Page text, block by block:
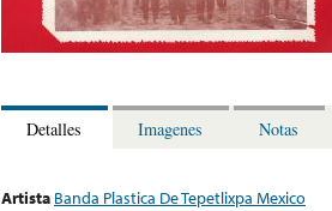
Detalles Imagenes Notas
Artista Banda Plastica De Tepetlixpa Mexico